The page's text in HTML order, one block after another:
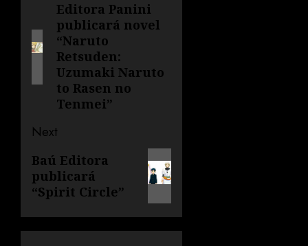
Editora Panini
publicará novel
“Naruto
Retsuden:
Uzumaki Naruto
to Rasen no
Tenmei”
Next
Baú Editora
publicará
“Spirit Circle”